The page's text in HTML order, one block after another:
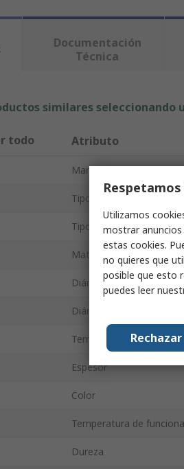
Documentación
Técnica
similares seleccionando
todo Atributo
Marca
Tipo de producto
Tipo Sub
Material
Diámetro interior
Diámetro exterior
Temperatura de
Espesor
Color
Temperatura de
Dureza
Utilizamos
mostrar anuncios
estas cookies.
no quieres que
posible que esto
puedes leer